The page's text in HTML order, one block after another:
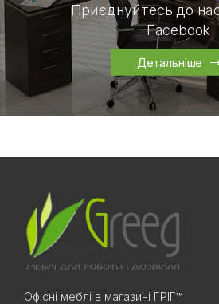
Приєднуйтесь до
Facebook
Детальніше
Офісні меблі в магазині ГРІГ™